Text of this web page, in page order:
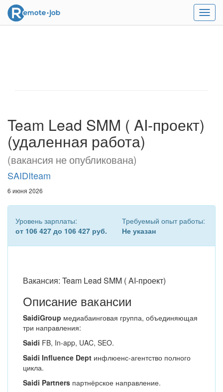
Меню
Team Lead SMM ( AI-проект)
(удаленная работа)
(вакансия не опубликована)
SAIDIteam
6 июня 2026
Уровень зарплаты:
от 106 427 до 106 427 руб.
Требуемый опыт работы:
Не указан
Вакансия: Team Lead SMM ( AI-проект)
Описание вакансии
SaidiGroup медиабаинговая группа, объединяющая
три направления:
Saidi FB, In-app, UAC, SEO.
Saidi Influence Dept инфлюенс-агентство полного
цикла.
Saidi Partners партнёрское направление.